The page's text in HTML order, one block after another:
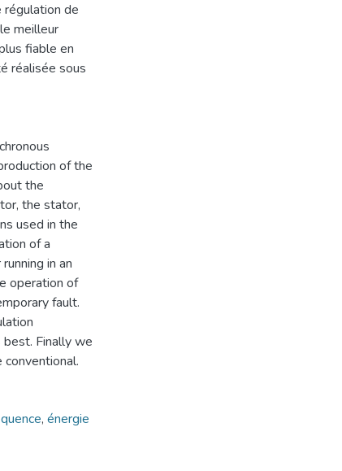
de
meilleur
fiable en
réalisée sous
of the
the
the stator,
used in the
of a
in an
operation of
fault.
best. Finally we
, énergie